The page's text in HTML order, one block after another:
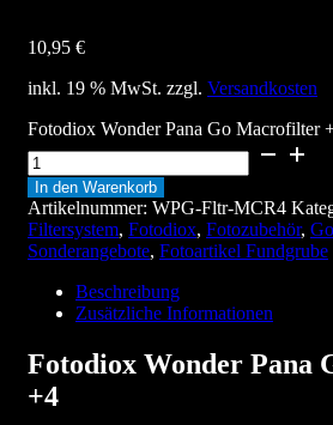
10,95 €
inkl. 19 % MwSt. zzgl. Versandkosten
Fotodiox Wonder Pana Go Macrofilter
In den Warenkorb
Artikelnummer: WPG-Fltr-MCR4
Filtersystem, Fotodiox, Fotozubehör,
Sonderangebote, Fotoartikel Fundgrube
Beschreibung
Zusätzliche Informationen
Fotodiox Wonder Pana
+4